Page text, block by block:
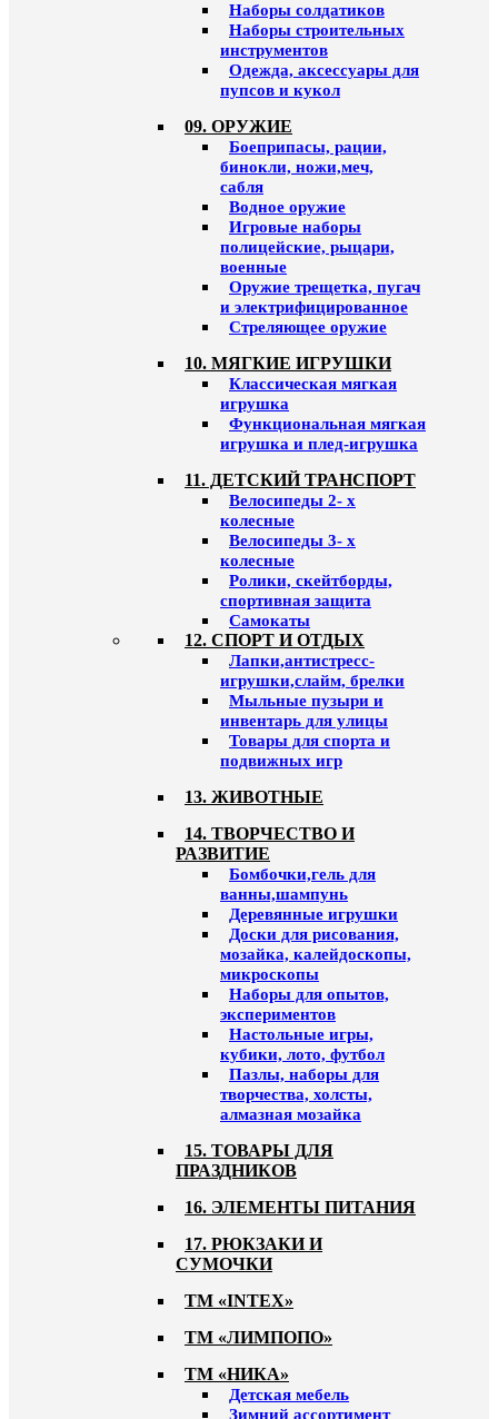
Наборы солдатиков
Наборы строительных
инструментов
Одежда, аксессуары для
пупсов и кукол
09. ОРУЖИЕ
Боеприпасы, рации,
бинокли, ножи,меч,
сабля
Водное оружие
Игровые наборы
полицейские, рыцари,
военные
Оружие трещетка, пугач
и электрифицированное
Стреляющее оружие
10. МЯГКИЕ ИГРУШКИ
Классическая мягкая
игрушка
Функциональная мягкая
игрушка и плед-игрушка
11. ДЕТСКИЙ ТРАНСПОРТ
Велосипеды 2- х
колесные
Велосипеды 3- х
колесные
Ролики, скейтборды,
спортивная защита
Самокаты
12. СПОРТ И ОТДЫХ
Лапки,антистресс-
игрушки,слайм, брелки
Мыльные пузыри и
инвентарь для улицы
Товары для спорта и
подвижных игр
13. ЖИВОТНЫЕ
14. ТВОРЧЕСТВО И
РАЗВИТИЕ
Бомбочки,гель для
ванны,шампунь
Деревянные игрушки
Доски для рисования,
мозайка, калейдоскопы,
микроскопы
Наборы для опытов,
экспериментов
Настольные игры,
кубики, лото, футбол
Пазлы, наборы для
творчества, холсты,
алмазная мозайка
15. ТОВАРЫ ДЛЯ
ПРАЗДНИКОВ
16. ЭЛЕМЕНТЫ ПИТАНИЯ
17. РЮКЗАКИ И
СУМОЧКИ
ТМ «INTEX»
ТМ «ЛИМПОПО»
ТМ «НИКА»
Детская мебель
Зимний ассортимент